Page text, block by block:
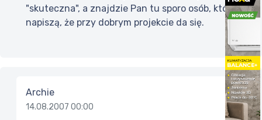
"skuteczna", a znajdzie Pan tu sporo osób, które
napiszą, że przy dobrym projekcie da się.
Archie
14.08.2007 00:00